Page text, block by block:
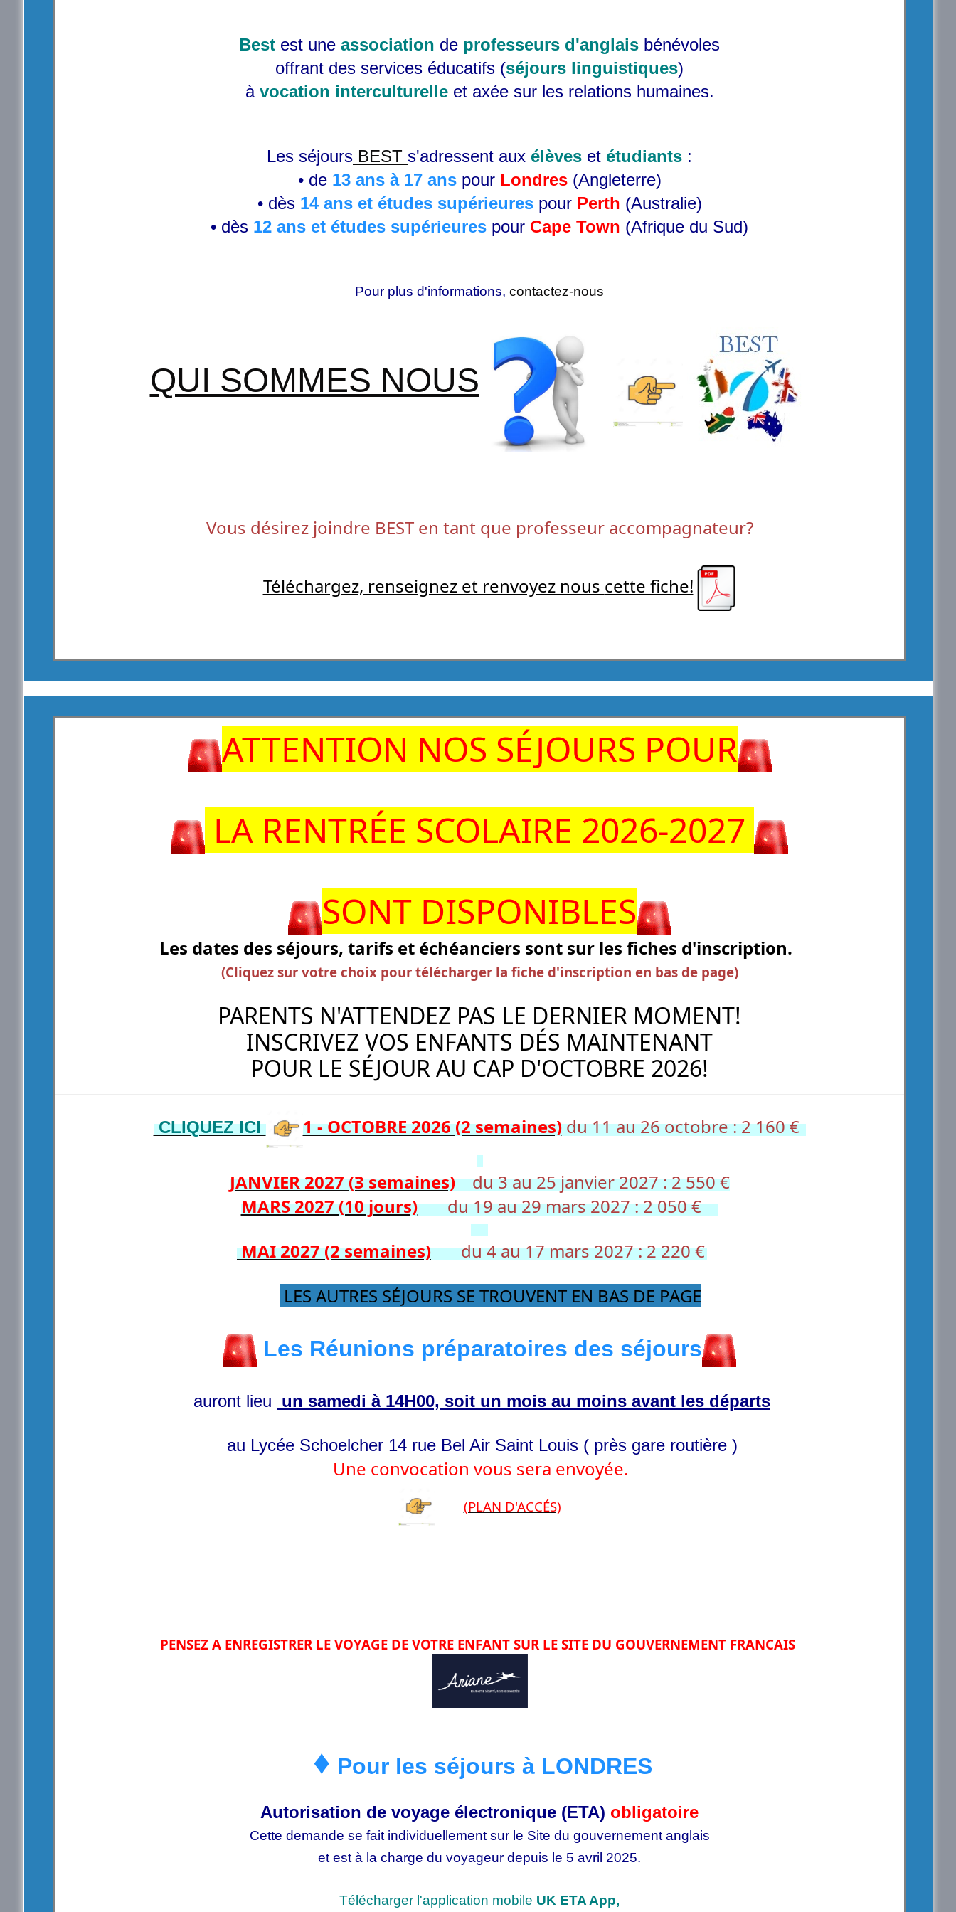
Best est une association de professeurs d'anglais bénévoles
offrant des services éducatifs (séjours linguistiques)
à vocation interculturelleet axée sur les relations humaines.
Les séjours BEST s'adressent aux élèves et étudiants :
• de 13 ans à 17 anspour Londres (Angleterre)
• dès 14 ans et études supérieurespour Perth (Australie)
• dès 12 ans et études supérieures pour Cape Town (Afrique du Sud)
Pour plus d'informations, contactez-nous
QUI SOMMES NOUS
Vous désirez joindre BEST en tant que professeur accompagnateur?
Téléchargez, renseignez et renvoyez nous cette fiche!
ATTENTION NOS SÉJOURS POUR
LA RENTRÉE SCOLAIRE 2026-2027
SONT DISPONIBLES
Les dates des séjours, tarifs et échéanciers sont sur les fiches d'inscription.
(Cliquez sur votre choix pour télécharger la fiche d'inscription en bas de page)
PARENTS N'ATTENDEZ PAS LE DERNIER MOMENT!
INSCRIVEZ VOS ENFANTS DÉS MAINTENANT
POUR LE SÉJOUR AU CAP D'OCTOBRE 2026!
CLIQUEZ ICI 1 - OCTOBRE 2026 (2 semaines)du 11 au 26 octobre : 2 160 €
JANVIER 2027 (3 semaines)du 3 au 25 janvier 2027 : 2 550 €
MARS 2027 (10 jours)
du 19 au 29 mars 2027 : 2 050 €
MAI 2027 (2 semaines)
du 4 au 17 mars 2027 : 2 220 €
LES AUTRES SÉJOURS SE TROUVENT EN BAS DE PAGE
Les Réunions préparatoires des séjours
auront lieu un samedi à 14H00, soit un mois au moins avant les départs
au Lycée Schoelcher 14 rue Bel Air Saint Louis ( près gare routière )
Une convocation vous sera envoyée.
(PLAN D'ACCÉS)
PENSEZ A ENREGISTRER LE VOYAGE DE VOTRE ENFANT SUR LE SITE DU GOUVERNEMENT FRANCAIS
♦ Pour les séjours à LONDRES
Autorisation de voyage électronique (ETA) obligatoire
Cette demande se fait individuellement sur le Site du gouvernement anglais
et est à la charge du voyageur depuis le 5 avril 2025.
Télécharger l'application mobile UK ETA App,